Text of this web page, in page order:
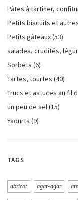
Pâtes à tartiner,
Petits biscuits et
Petits gâteaux(53)
salades, crudités,
Sorbets (6)
Tartes, tourtes (40)
Trucs et astuces au fil
un peu de sel(15)
Yaourts (9)
TAGS
abricot agar-agar